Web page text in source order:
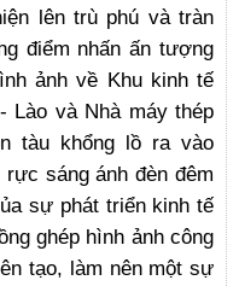
lên trù phú và tràn
điểm nhấn ấn tượng
ảnh về Khu kinh tế
Lào và Nhà máy thép
tàu khổng lồ ra vào
sáng ánh đèn đêm
sự phát triển kinh tế
ghép hình ảnh công
tạo, làm nên một sự